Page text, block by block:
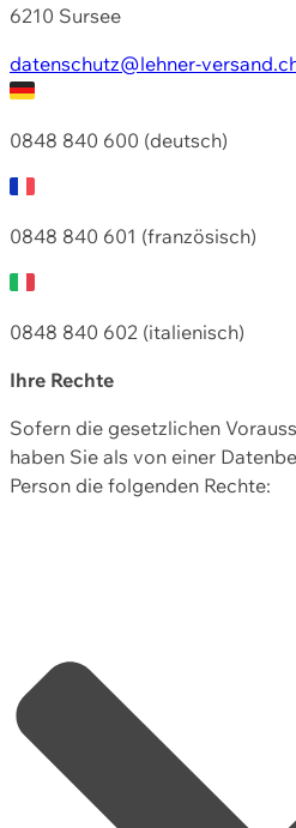
6210 Sursee
datenschutz@lehner-
0848 840 600 (deutsch)
0848 840 601 (französisch)
0848 840 602 (italienisch)
Ihre Rechte
Sofern die gesetzlichen
haben Sie als von einer
Person die folgenden Rechte: